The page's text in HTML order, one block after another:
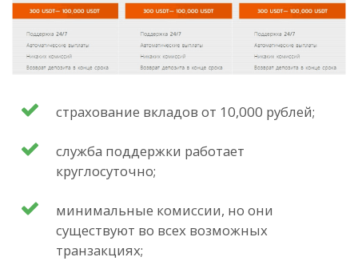
страхование вкладов от 10,000 рублей;
служба поддержки работает
круглосуточно;
минимальные комиссии, но они
существуют во всех возможных
транзакциях;